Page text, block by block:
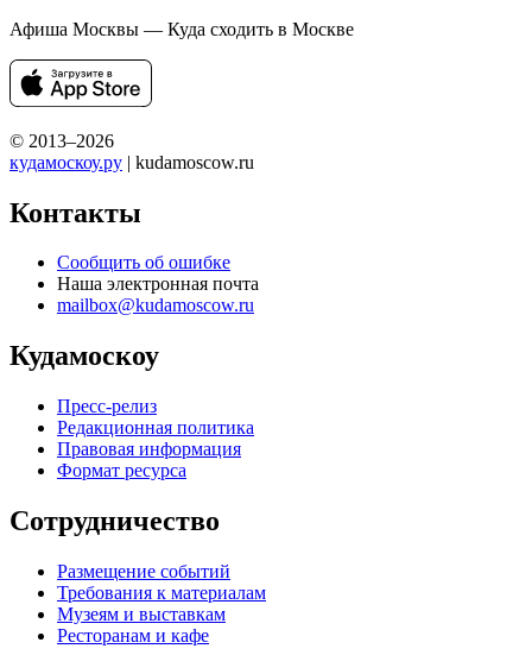
Афиша Москвы — Куда сходить в Москве
© 2013–2026
кудамоскоу.ру | kudamoscow.ru
Контакты
Сообщить об ошибке
Наша электронная почта
mailbox@kudamoscow.ru
Кудамоскоу
Пресс-релиз
Редакционная политика
Правовая информация
Формат ресурса
Сотрудничество
Размещение событий
Требования к материалам
Музеям и выставкам
Ресторанам и кафе